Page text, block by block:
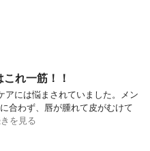
れ一筋！！
アには悩まされていました。メン
合わず、唇が腫れて皮がむけて
を見る